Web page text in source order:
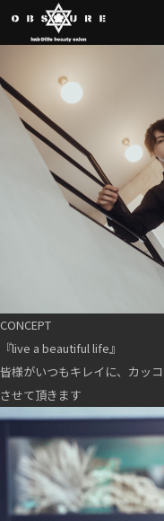
CONCEPT
『live a beautiful life』
皆様がいつもキレイに、カッ
させて頂きます